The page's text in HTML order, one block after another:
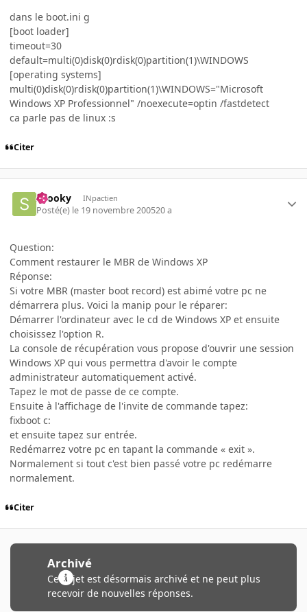
dans le boot.ini g
[boot loader]
timeout=30
default=multi(0)disk(0)rdisk(0)partition(1)\WINDOWS
[operating systems]
multi(0)disk(0)rdisk(0)partition(1)\WINDOWS="Microsoft
Windows XP Professionnel" /noexecute=optin /fastdetect
ca parle pas de linux :s
Citer
snooky INpactien
Posté(e) le 19 novembre 200520 a
Question:
Comment restaurer le MBR de Windows XP
Réponse:
Si votre MBR (master boot record) est abimé votre pc ne
démarrera plus. Voici la manip pour le réparer:
Démarrer l'ordinateur avec le cd de Windows XP et ensuite
choisissez l'option R.
La console de récupération vous propose d'ouvrir une session
Windows XP qui vous permettra d'avoir le compte
administrateur automatiquement activé.
Tapez le mot de passe de ce compte.
Ensuite à l'affichage de l'invite de commande tapez:
fixboot c:
et ensuite tapez sur entrée.
Redémarrez votre pc en tapant la commande « exit ».
Normalement si tout c'est bien passé votre pc redémarre
normalement.
Citer
Archivé
Ce sujet est désormais archivé et ne peut plus
recevoir de nouvelles réponses.